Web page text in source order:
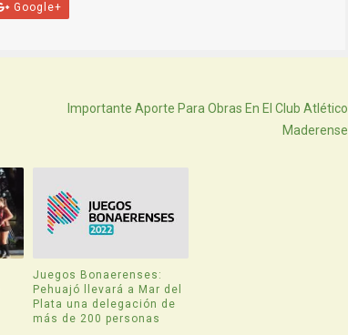
Google+
Importante Aporte Para Obras En El Club Atlético
Maderense
Juegos Bonaerenses:
Pehuajó llevará a Mar del
Plata una delegación de
más de 200 personas